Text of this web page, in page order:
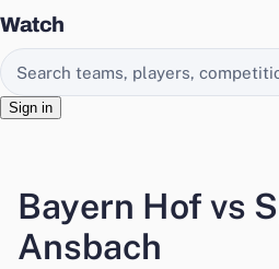
Watch
Search EasyChamp
Sign in
Bayern Hof vs
Ansbach